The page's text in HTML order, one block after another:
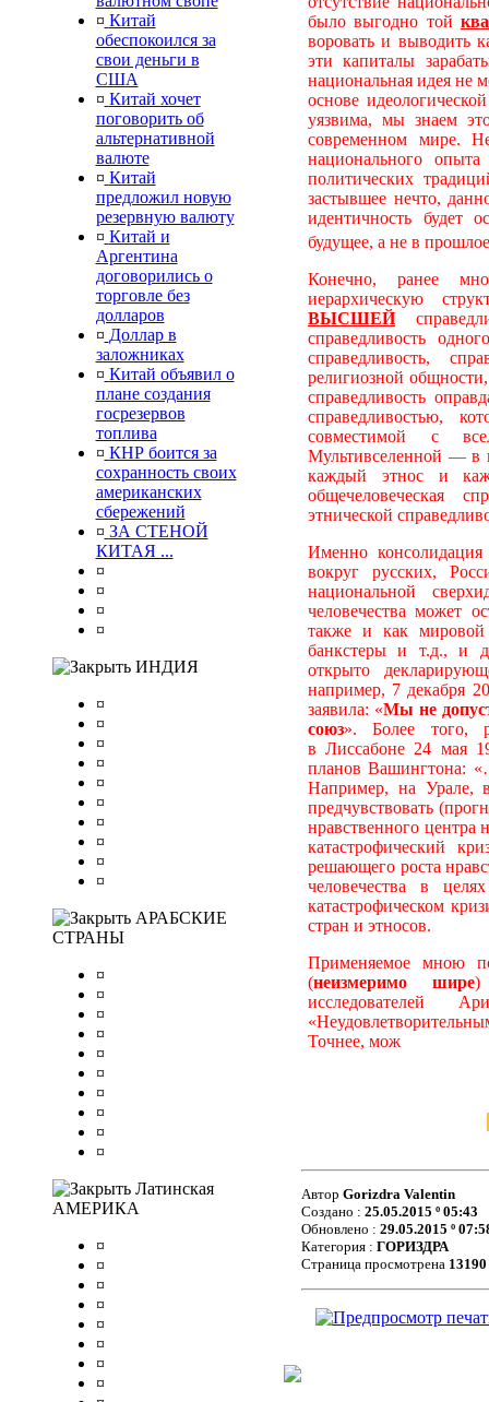
¤ Китай
обеспокоился за
свои деньги в
США
¤ Китай хочет
поговорить об
альтернативной
валюте
¤ Китай
предложил новую
резервную валюту
¤ Китай и
Аргентина
договорились о
торговле без
долларов
¤ Доллар в
заложниках
¤ Китай объявил о
плане создания
госрезервов
топлива
¤ КНР боится за
сохранность своих
американских
сбережений
¤ ЗА СТЕНОЙ
КИТАЯ ...
¤
¤
¤
¤
ИНДИЯ
¤
¤
¤
¤
¤
¤
¤
¤
¤
¤
АРАБСКИЕ
СТРАНЫ
¤
¤
¤
¤
¤
¤
¤
¤
¤
¤
Латинская
АМЕРИКА
¤
¤
¤
¤
¤
¤
¤
¤
было выгодно той
воровать и выводить
эти капиталы
национальная идея не
основе
уязвима, мы знаем
современном мире.
национального
политических
застывшее нечто,
идентичность будет
будущее, а не в
Конечно, ранее
иерархическую
ВЫСШЕЙ
справедливость
справедливость,
религиозной
справедливость
справедливостью,
совместимой с
Мультивселенной — в
каждый этнос и
общечеловеческая
этнической
Именно консолидация
вокруг русских,
национальной
человечества может
также и как
банкстеры и т.д., и
открыто
например, 7 декабря
заявила: «Мы не
союз». Более того,
в Лиссабоне 24 мая
планов Вашингтона:
Например, на Урале,
предчувствовать
нравственного центра
катастрофический
решающего роста
человечества в
катастрофическом
стран и этносов.
Применяемое мною
(неизмеримо шире)
исследователей
Точнее, мож
Автор Gorizdra Valentin
Создано : 25.05.2015 º 05:43
Обновлено : 29.05.2015 º
Категория : ГОРИЗДРА
Страница просмотрена 13190